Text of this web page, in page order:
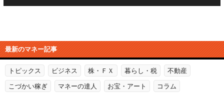
最新のマネー記事
トピックス ビジネス 株・ＦＸ 暮らし・税 不動産
こづかい稼ぎ マネーの達人 お宝・アート コラム